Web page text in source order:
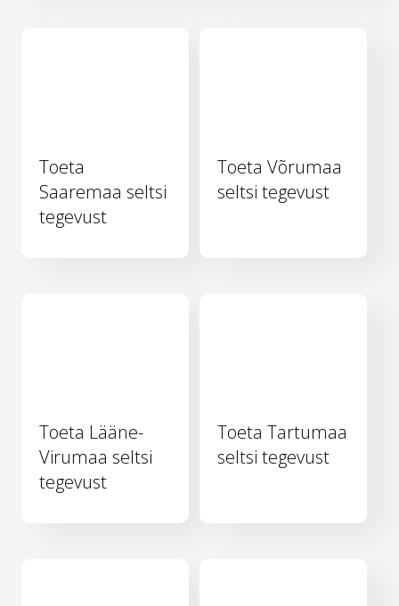
Toeta
Saaremaa seltsi
tegevust
Toeta Võrumaa
seltsi tegevust
Toeta Lääne-
Virumaa seltsi
tegevust
Toeta Tartumaa
seltsi tegevust